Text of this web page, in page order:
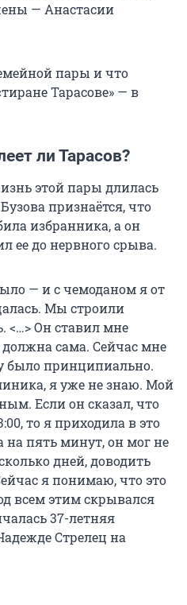
— Анастасии
пары и что
Тарасове» — в
ли Тарасов?
этой пары длилась
признаётся, что
избранника, а он
ее до нервного срыва.
— и с чемоданом я от
Мы строили
<…> Он ставил мне
должна сама. Сейчас мне
было принципиально.
я уже не знаю. Мой
Если он сказал, что
то я приходила в это
на пять минут, он мог не
дней, доводить
я понимаю, что это
всем этим скрывался
37-летняя
Стрелец на